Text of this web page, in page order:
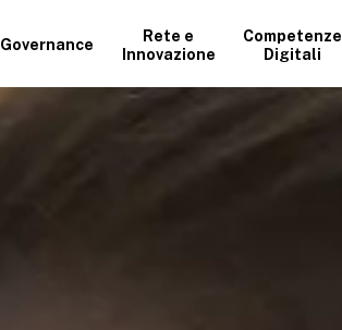
Governance
Rete e
Innovazione
Competenze
Digitali